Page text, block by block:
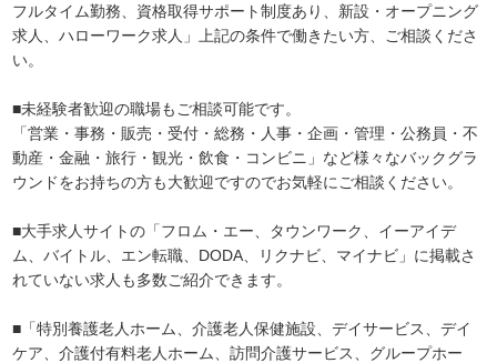
フルタイム勤務、資格取得サポート制度あり、新設・オープニング
求人、ハローワーク求人」上記の条件で働きたい方、ご相談くださ
い。
■未経験者歓迎の職場もご相談可能です。
「営業・事務・販売・受付・総務・人事・企画・管理・公務員・不
動産・金融・旅行・観光・飲食・コンビニ」など様々なバックグラ
ウンドをお持ちの方も大歓迎ですのでお気軽にご相談ください。
■大手求人サイトの「フロム・エー、タウンワーク、イーアイデ
ム、バイトル、エン転職、DODA、リクナビ、マイナビ」に掲載さ
れていない求人も多数ご紹介できます。
■「特別養護老人ホーム、介護老人保健施設、デイサービス、デイ
ケア、介護付有料老人ホーム、訪問介護サービス、グループホー